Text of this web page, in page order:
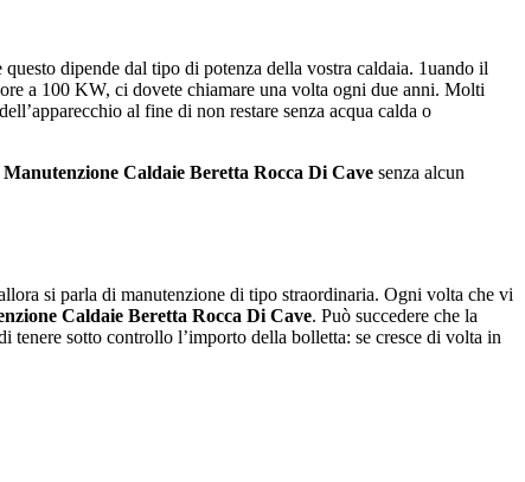
questo dipende dal tipo di potenza della vostra caldaia. 1uando il
a 100 KW, ci dovete chiamare una volta ogni due anni. Molti
al fine di non restare senza acqua calda o
Manutenzione Caldaie Beretta Rocca Di Cave senza alcun
si parla di manutenzione di tipo straordinaria. Ogni volta che vi
Caldaie Beretta Rocca Di Cave. Può succedere che la
sotto controllo l’importo della bolletta: se cresce di volta in